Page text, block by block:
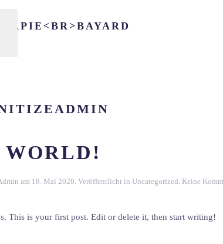
am 18. Mai 2020. Veröffentlicht in Uncategorized. Keine
This is your first post. Edit or delete it, then start writing!